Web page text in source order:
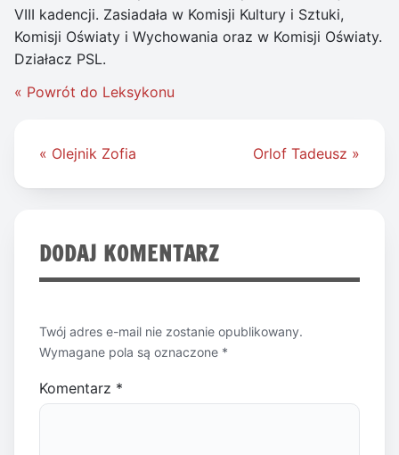
VIII kadencji. Zasiadała w Komisji Kultury i Sztuki,
Komisji Oświaty i Wychowania oraz w Komisji Oświaty.
Działacz PSL.
« Powrót do Leksykonu
Nawigacja
« Olejnik Zofia Orlof Tadeusz »
DODAJ KOMENTARZ
Twój adres e-mail nie zostanie opublikowany.
Wymagane pola są oznaczone *
Komentarz *